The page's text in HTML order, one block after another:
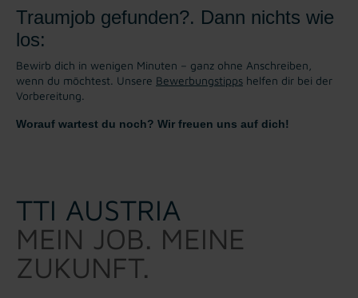
Traumjob gefunden?. Dann nichts wie
los:
Bewirb dich in wenigen Minuten – ganz ohne Anschreiben,
wenn du möchtest. Unsere Bewerbungstipps helfen dir bei der
Vorbereitung.
Worauf wartest du noch? Wir freuen uns auf dich!
TTI AUSTRIA
MEIN JOB. MEINE
ZUKUNFT.